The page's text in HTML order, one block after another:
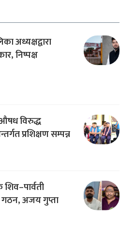
अध्यक्षद्वारा
निष्पक्ष
विरुद्ध
प्रशिक्षण सम्पन्न
गठन, अजय गुप्ता